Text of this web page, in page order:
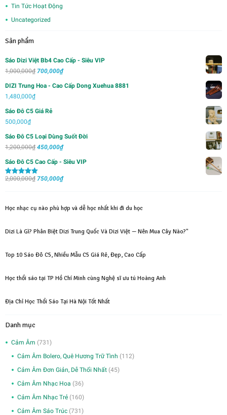
Tin Tức Hoạt Động
Uncategorized
Sản phẩm
Sáo Dizi Việt Bb4 Cao Cấp - Siêu VIP
1,000,000₫ Giá
700,000₫Giá
DIZI Trung Hoa - Cao Cấp Dong Xuehua 8881
1,480,000₫
Sáo Đô C5 Giá Rẻ
500,000₫
Sáo Đô C5 Loại Dùng Suốt Đời
1,200,000₫ Giá
1,200,000₫.
450,000₫Giá
là:
Sáo Đô C5 Cao Cấp - Siêu VIP
Được xếp
2,000,000₫ Giá
2,000,000₫.
750,000₫Giá
là:
Học nhạc cụ nào phù hợp và dễ học nhất khi đi du học
Dizi Là Gì? Phân Biệt Dizi Trung Quốc Và Dizi Việt — Nên Mua Cây Nào?"
Top 10 Sáo Đô C5, Nhiều Mẫu C5 Giá Rẻ, Đẹp, Cao Cấp
Học thổi sáo tại TP Hồ Chí Minh cùng Nghệ sĩ ưu tú Hoàng Anh
Địa Chỉ Học Thổi Sáo Tại Hà Nội Tốt Nhất
Danh mục
Cảm Âm (731)
Cảm Âm Bolero, Quê Hương Trữ Tình (112)
Cảm Âm Đơn Giản, Dễ Thổi Nhất (45)
Cảm Âm Nhạc Hoa (36)
Cảm Âm Nhạc Trẻ (160)
Cảm Âm Sáo Trúc (731)